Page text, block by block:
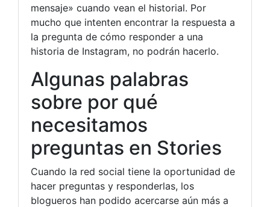
mensaje» cuando vean el historial. Por
mucho que intenten encontrar la respuesta a
la pregunta de cómo responder a una
historia de Instagram, no podrán hacerlo.
Algunas palabras
sobre por qué
necesitamos
preguntas en Stories
Cuando la red social tiene la oportunidad de
hacer preguntas y responderlas, los
blogueros han podido acercarse aún más a